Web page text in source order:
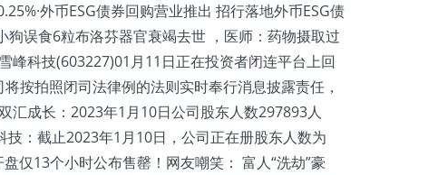
外币ESG债券回购营业推出 招行落地外币ESG债
误食6粒布洛芬器官衰竭去世 ，医师：药物摄取过
峰科技(603227)01月11日正在投资者闭连平台上回
按拍照闭司法律例的法则实时奉行消息披露责任，
汇成长：2023年1月10日公司股东人数297893人
：截止2023年1月10日，公司正在册股东人数为
仅13个小时公布售罄！网友嘲笑： 富人“洗劫”豪